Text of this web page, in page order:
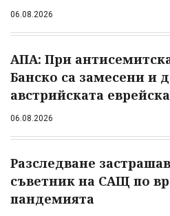
06.08.2026
АПА: При
Банско са замесени и
австрийската
06.08.2026
Разследване
съветник на САЩ по
пандемията